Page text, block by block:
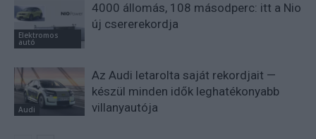
Elektromos
autó
4000 állomás, 108 másodperc: itt a Nio
új csererekordja
Audi
Az Audi letarolta saját rekordjait —
készül minden idők leghatékonyabb
villanyautója